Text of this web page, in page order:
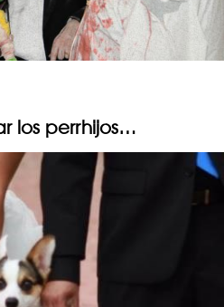
los perrhijos…